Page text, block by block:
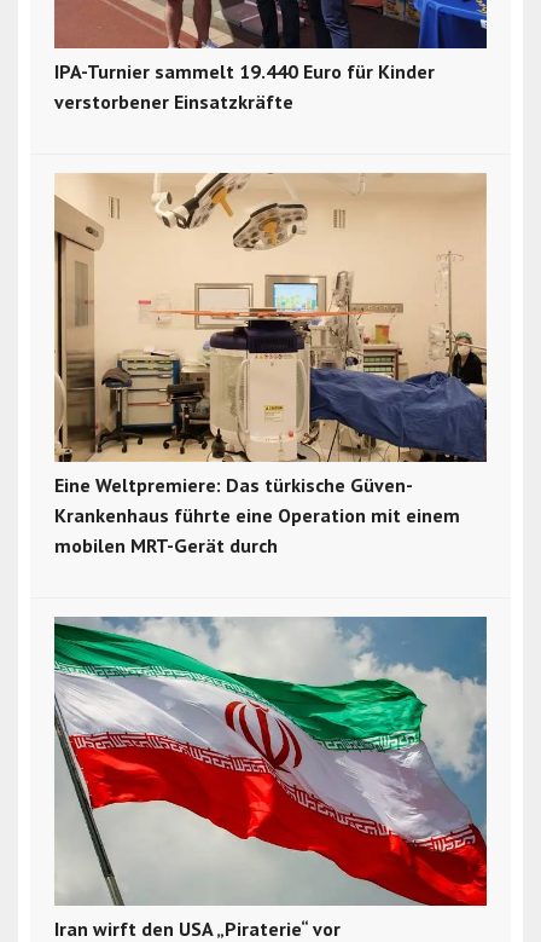
IPA-Turnier sammelt 19.440 Euro für Kinder
verstorbener Einsatzkräfte
Eine Weltpremiere: Das türkische Güven-
Krankenhaus führte eine Operation mit einem
mobilen MRT-Gerät durch
Iran wirft den USA „Piraterie“ vor